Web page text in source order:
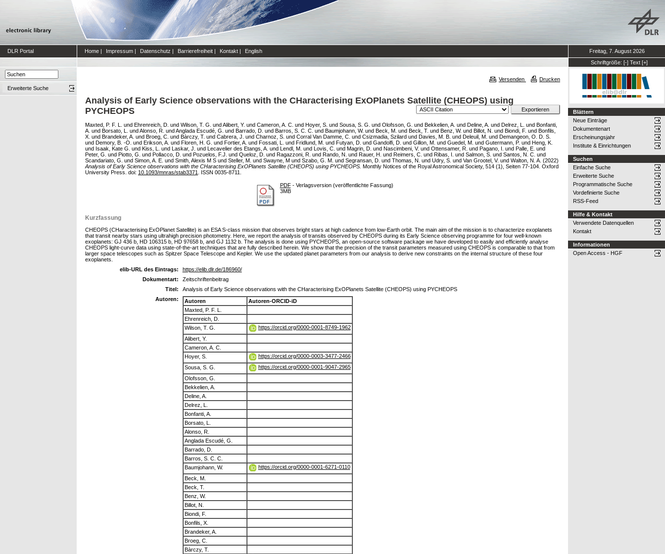
DLR Portal Home | Impressum | Datenschutz | Barrierefreiheit | Kontakt | English
Freitag, 7. August 2026
Schriftgröße: [-] Text [+]
Erweiterte Suche
Versenden Drucken
Analysis of Early Science observations with the CHaracterising ExOPlanets Satellite (CHEOPS) using
PYCHEOPS
Maxted, P. F. L. und Ehrenreich, D. und Wilson, T. G. undAlibert, Y. und Cameron, A. C. und Hoyer, S. und Sousa, S. G. und Olofsson, G. und Bekkelien, A. und Deline, A. und Delrez, L. und Bonfanti,
A. und Borsato, L. undAlonso, R. undAnglada Escudé, G. und Barrado, D. und Barros, S. C. C. und Baumjohann, W. und Beck, M. und Beck, T. und Benz, W. und Billot, N. und Biondi, F. und Bonfils,
X. und Brandeker, A. und Broeg, C. und Bàrczy, T. und Cabrera, J. und Charnoz, S. und Corral Van Damme, C. und Csizmadia, Szilard und Davies, M. B. und Deleuil, M. und Demangeon, O. D. S.
und Demory, B. -O. und Erikson, A. und Floren, H. G. und Fortier, A. und Fossati, L. und Fridlund, M. und Futyan, D. und Gandolfi, D. und Gillon, M. und Guedel, M. und Gutermann, P. und Heng, K.
und Isaak, Kate G. und Kiss, L. und Laskar, J. und Lecavelier des Etangs, A. und Lendl, M. und Lovis, C. und Magrin, D. und Nascimbeni, V. und Ottensamer, R. und Pagano, I. und Palle, E. und
Peter, G. und Piotto, G. und Pollacco, D. und Pozuelos, F.J. und Queloz, D. und Ragazzoni, R. und Rando, N. und Rauer, H. und Reimers, C. und Ribas, I. und Salmon, S. und Santos, N. C. und
Scandariato, G. und Simon, A. E. und Smith, Alexis M S und Steller, M. und Swayne, M und Szabo, G. M. und Segransan, D. und Thomas, N. und Udry, S. und Van Grootel, V. und Walton, N. A. (2022)
Analysis of Early Science observations with the CHaracterising ExOPlanets Satellite (CHEOPS) using PYCHEOPS. Monthly Notices of the Royal Astronomical Society, 514 (1), Seiten 77-104. Oxford
University Press. doi: 10.1093/mnras/stab3371 . ISSN 0035-8711.
PDF- Verlagsversion (veröffentlichte Fassung)
3MB
Kurzfassung
CHEOPS (CHaracterising ExOPlanet Satellite) is an ESA S-class mission that observes bright stars at high cadence from low-Earth orbit. The main aim of the mission is to characterize exoplanets
that transit nearby stars using ultrahigh precision photometry. Here, we report the analysis of transits observed by CHEOPS during its Early Science observing programme for four well-known
exoplanets: GJ 436 b, HD 106315 b, HD 97658 b, and GJ 1132 b. The analysis is done using PYCHEOPS, an open-source software package we have developed to easily and efficiently analyse
CHEOPS light-curve data using state-of-the-art techniques that are fully described herein. We show that the precision of the transit parameters measured using CHEOPS is comparable to that from
larger space telescopes such as Spitzer Space Telescope and Kepler. We use the updated planet parameters from our analysis to derive new constraints on the internal structure of these four
exoplanets.
elib-URL des Eintrags:
https://elib.dlr.de/186960/
Dokumentart:
Zeitschriftenbeitrag
Titel:
Analysis of Early Science observations with the CHaracterising ExOPlanets Satellite (CHEOPS) using PYCHEOPS
Autoren:
Autoren
Autoren-ORCID-iD
Maxted, P. F. L.
Ehrenreich, D.
Wilson, T. G.
https://orcid.org/0000-0001-8749-1962
Alibert, Y.
Cameron, A. C.
Hoyer, S.
https://orcid.org/0000-0003-3477-2466
Sousa, S. G.
https://orcid.org/0000-0001-9047-2965
Olofsson, G.
Bekkelien, A.
Deline, A.
Delrez, L.
Bonfanti, A.
Borsato, L.
Alonso, R.
Anglada Escudé, G.
Barrado, D.
Barros, S. C. C.
Baumjohann, W.
https://orcid.org/0000-0001-6271-0110
Beck, M.
Beck, T.
Benz, W.
Billot, N.
Biondi, F.
Bonfils, X.
Brandeker, A.
Broeg, C.
Bàrczy, T.
Blättern
Neue Einträge
Dokumentenart
Erscheinungsjahr
Institute & Einrichtungen
Suchen
Einfache Suche
Erweiterte Suche
Programmatische Suche
Vordefinierte Suche
RSS-Feed
Hilfe & Kontakt
Verwendete Datenquellen
Kontakt
Informationen
Open Access - HGF